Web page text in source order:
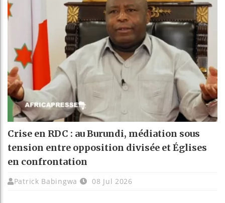
Crise en RDC : au Burundi, médiation sous
tension entre opposition divisée et Églises
en confrontation
Patrick Babingwa 08 Jul 2026